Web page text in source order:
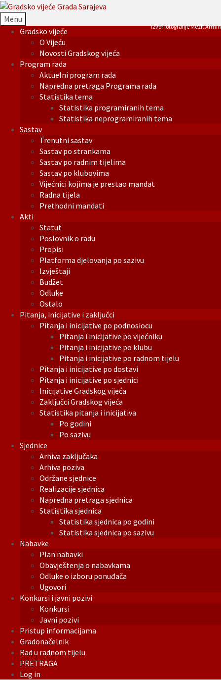
Menu
Gradsko vijeće
O Vijeću
Novosti Gradskog vijeća
Program rada
Aktuelni program rada
Napredna pretraga Programa rada
Statistika tema
Statistika programiranih tema
Statistika neprogramiranih tema
Sastav
Trenutni sastav
Sastav po strankama
Sastav po radnim tijelima
Sastav po klubovima
Vijećnici kojima je prestao mandat
Radna tijela
Prethodni mandati
Akti
Statut
Poslovnik o radu
Propisi
Platforma djelovanja po sazivu
Izvještaji
Budžet
Odluke
Ostalo
Pitanja, inicijative i zaključci
Pitanja i inicijative po podnosiocu
Pitanja i inicijative po vijećniku
Pitanja i inicijative po klubu
Pitanja i inicijative po radnom tijelu
Pitanja i inicijative po dostavi
Pitanja i inicijative po sjednici
Inicijative Gradskog vijeća
Zaključci Gradskog vijeća
Statistika pitanja i inicijativa
Po godini
Po sazivu
Sjednice
Arhiva zaključaka
Arhiva poziva
Održane sjednice
Realizacije sjednica
Napredna pretraga sjednica
Statistika sjednica
Statistika sjednica po godini
Statistika sjednica po sazivu
Nabavke
Plan nabavki
Obavještenja o nabavkama
Odluke o izboru ponuđača
Ugovori
Konkursi i javni pozivi
Konkursi
Javni pozivi
Pristup informacijama
Gradonačelnik
Rad u radnom tijelu
PRETRAGA
Log in
Izvor fotografije Mezit Armin